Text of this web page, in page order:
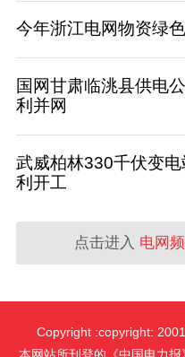
今年浙江电网物资绿
国网甘肃临洮县供电
利并网
武威柏林330千伏变
利开工
点击进入 电网
Copyright :copyright: